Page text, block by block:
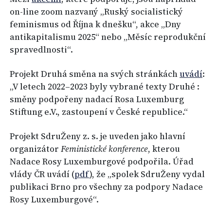
on-line zoom nazvaný „Ruský socialistický
feminismus od Října k dnešku“, akce „Dny
antikapitalismu 2025“ nebo „Měsíc reprodukční
spravedlnosti“.
Projekt Druhá směna na svých stránkáchuvádí:
„V letech 2022–⁠⁠⁠⁠⁠⁠2023 byly vybrané texty Druhé :
směny podpořeny nadací Rosa Luxemburg
Stiftung e.V., zastoupení v České republice.“
Projekt SdruŽeny z. s. je uveden jako hlavní
organizátor Feministické konference, kterou
Nadace Rosy Luxemburgové podpořila. Úřad
vlády ČR uvádí (pdf), že „spolek SdruŽeny vydal
publikaci Brno pro všechny za podpory Nadace
Rosy Luxemburgové“.